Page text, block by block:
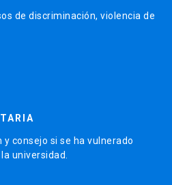
de discriminación, violencia de
consejo si se ha vulnerado
universidad.